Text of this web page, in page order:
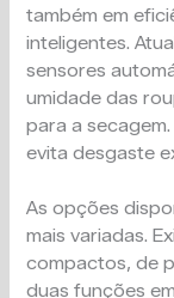
também em
inteligentes.
sensores
umidade das
para a
evita desgaste
As opções
mais variadas.
compactos, de
duas funções